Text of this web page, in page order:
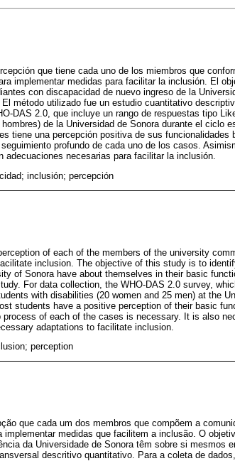
que tiene cada uno de los miembros que
implementar medidas para facilitar la inclusión. El
con discapacidad de nuevo ingreso de la
método utilizado fue un estudio cuantitativo
DAS 2.0, que incluye un rango de respuestas tipo
de la Universidad de Sonora durante el ciclo
tiene una percepción positiva de sus
profundo de cada uno de los casos.
adecuaciones necesarias para facilitar la inclusión.
inclusión; percepción
of each of the members of the university
inclusion. The objective of this study is to
of Sonora have about themselves in their basic
For data collection, the WHO-DAS 2.0 survey,
with disabilities (20 women and 25 men) at the
students have a positive perception of their basic
process of each of the cases is necessary. It is also
adaptations to facilitate inclusion.
perception
que cada um dos membros que compõem a
implementar medidas que facilitem a inclusão. O
da Universidade de Sonora têm sobre si mesmos
descritivo quantitativo. Para a coleta de